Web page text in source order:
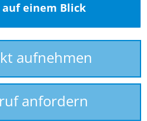
einem Blick
aufnehmen
anfordern